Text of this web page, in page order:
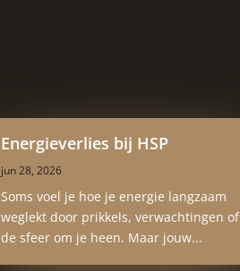
Energieverlies bij HSP
jun 28, 2026
Soms voel je hoe je energie langzaam
weglekt door prikkels, verwachtingen of
de sfeer om je heen. Maar jouw...